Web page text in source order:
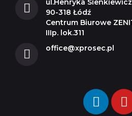
ul.Henryka
90-318 Łódź
Centrum Biurowe
IIIp. lok.311
office@xprosec.pl